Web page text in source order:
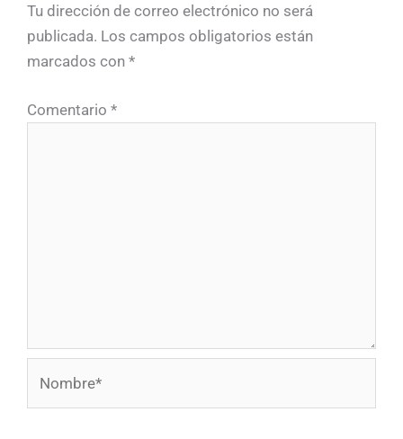
Tu dirección de correo electrónico no será
publicada. Los campos obligatorios están
marcados con *
Comentario *